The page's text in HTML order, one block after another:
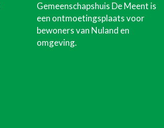
Gemeenschapshuis De Meent is
een ontmoetingsplaats voor
bewoners van Nuland en
omgeving.